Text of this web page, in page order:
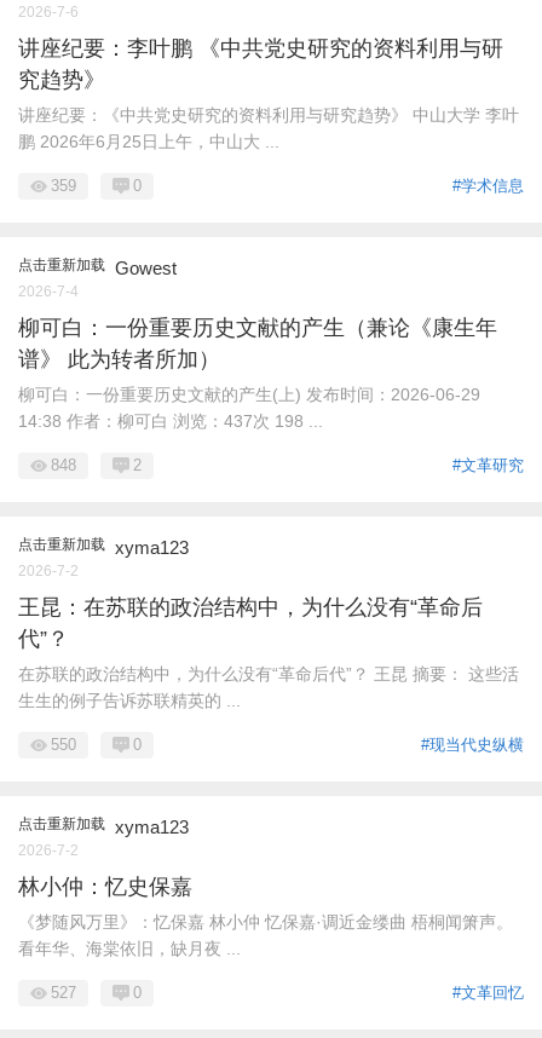
2026-7-6
讲座纪要：李叶鹏 《中共党史研究的资料利用与研
究趋势》
讲座纪要：《中共党史研究的资料利用与研究趋势》 中山大学 李叶
鹏 2026年6月25日上午，中山大 ...
#学术信息
359 0
点击重新加载 Gowest
2026-7-4
柳可白：一份重要历史文献的产生（兼论《康生年
谱》 此为转者所加）
柳可白：一份重要历史文献的产生(上) 发布时间：2026-06-29
14:38 作者：柳可白 浏览：437次 198 ...
#文革研究
848 2
点击重新加载 xyma123
2026-7-2
王昆：在苏联的政治结构中，为什么没有“革命后
代”？
在苏联的政治结构中，为什么没有“革命后代”？ 王昆 摘要： 这些活
生生的例子告诉苏联精英的 ...
#现当代史纵横
550 0
点击重新加载 xyma123
2026-7-2
林小仲：忆史保嘉
《梦随风万里》：忆保嘉 林小仲 忆保嘉·调近金缕曲 梧桐闻箫声。
看年华、海棠依旧，缺月夜 ...
#文革回忆
527 0